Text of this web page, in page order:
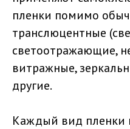
пленки помимо
транслюцентные
светоотражающие,
витражные,
другие.
Каждый вид пленки